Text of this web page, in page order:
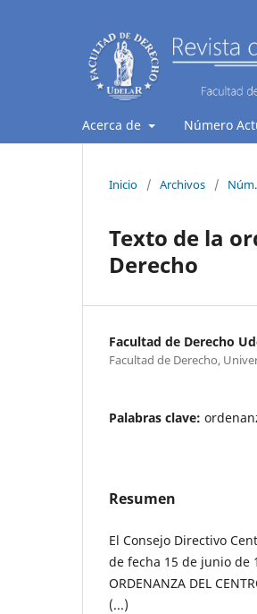
Acerca de Número
Inicio / Archivos /
Texto de la
Derecho
Facultad de Derecho
Facultad de Derecho,
Palabras clave:
Resumen
El Consejo Directivo
de fecha 15 de junio de
ORDENANZA DEL
(...)